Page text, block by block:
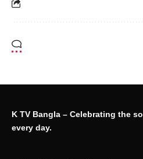
K TV Bangla – Celebrating the
every day.